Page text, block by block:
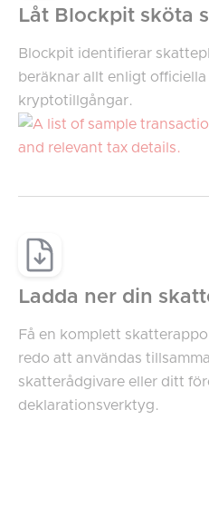
Låt Blockpit sköta
Blockpit identifierar
beräknar allt enligt
kryptotillgångar.
Ladda ner din
Få en komplett
redo att användas
skatterådgivare eller ditt
deklarationsverktyg.